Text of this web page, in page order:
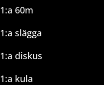
1:a 60m
1:a slägga
1:a diskus
1:a kula